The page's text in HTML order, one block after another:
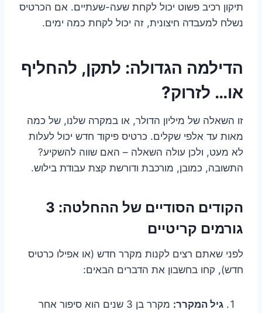
תיקון רכיב פשוט יכול לקחת שעה-שעתיים. אם הכרטיס
נשלח למעבדה חיצונית, זה יכול לקחת כמה ימים.
הדילמה הגדולה: לתקן, להחליף
או… לזרוק?
זו השאלה של מיליון הדולר, או במקרה שלנו, של כמה
מאות עד אלפי שקלים. כרטיס פיקוד חדש יכול לעלות
לא מעט, ולכן עולה השאלה – האם שווה להשקיע?
התשובה, כמובן, מורכבת ודורשת קצת עבודת בילוש.
הקודים הסודיים של ההחלטה: 3
גורמים קריטיים
לפני שאתם רצים לקנות מקרר חדש (או אפילו כרטיס
חדש), קחו בחשבון את הדברים הבאים:
גיל המקרר:
מקרר בן 3 שנים הוא סיפור אחר